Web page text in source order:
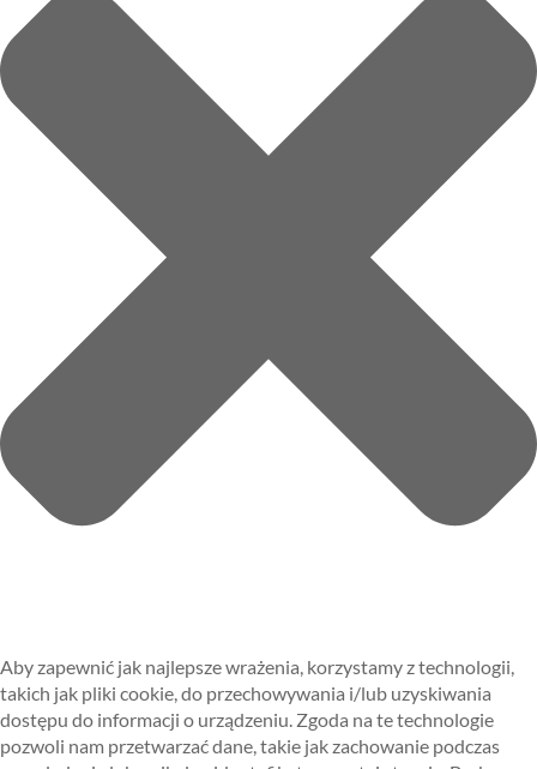
Aby zapewnić jak najlepsze wrażenia, korzystamy z technologii,
takich jak pliki cookie, do przechowywania i/lub uzyskiwania
dostępu do informacji o urządzeniu. Zgoda na te technologie
pozwoli nam przetwarzać dane, takie jak zachowanie podczas